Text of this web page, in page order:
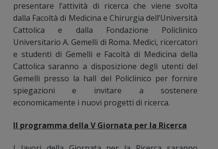
presentare l’attività di ricerca che viene svolta
dalla Facoltà di Medicina e Chirurgia dell’Università
Cattolica e dalla Fondazione Policlinico
Universitario A. Gemelli di Roma. Medici, ricercatori
e studenti di Gemelli e Facoltà di Medicina della
Cattolica saranno a disposizione degli utenti del
Gemelli presso la hall del Policlinico per fornire
spiegazioni e invitare a sostenere
economicamente i nuovi progetti di ricerca.
Il programma della V Giornata per la Ricerca